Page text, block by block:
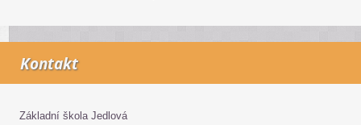
Kontakt
Základní škola Jedlová